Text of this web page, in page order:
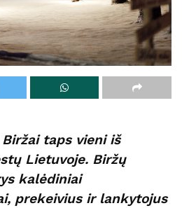
taps vieni iš
Lietuvoje. Biržų
kalėdiniai
prekeivius ir lankytojus